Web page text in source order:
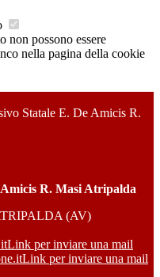
non possono essere
nella pagina della cookie
Statale E. De Amicis R.
R. Masi Atripalda
(AV)
Link per inviare una mail
Link per inviare una mail